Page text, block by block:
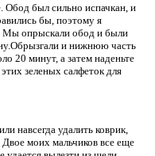
Обод был сильно испачкан, и
бы, поэтому я
Мы опрыскали обод и были
и нижнюю часть
20 минут, а затем наденьте
зеленых салфеток для
навсегда удалить коврик,
моих мальчиков все еще